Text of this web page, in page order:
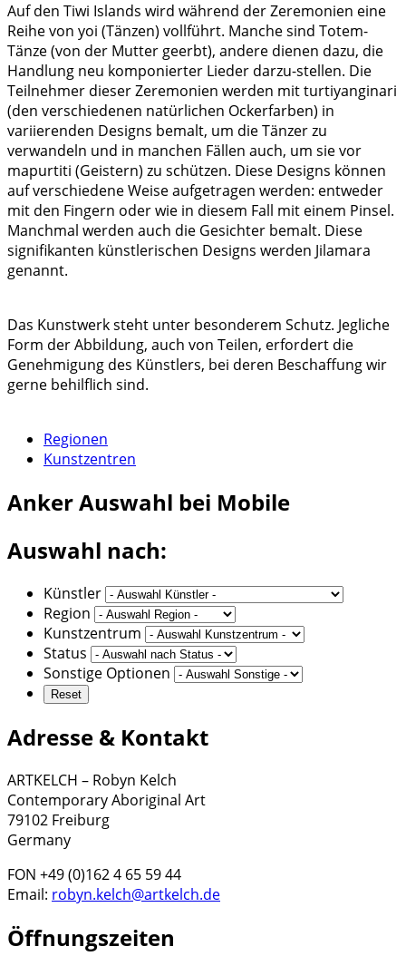
Auf den Tiwi Islands wird während der Zeremonien eine
Reihe von yoi (Tänzen) vollführt. Manche sind Totem-
Tänze (von der Mutter geerbt), andere dienen dazu, die
Handlung neu komponierter Lieder darzu-stellen. Die
Teilnehmer dieser Zeremonien werden mit turtiyanginari
(den verschiedenen natürlichen Ockerfarben) in
variierenden Designs bemalt, um die Tänzer zu
verwandeln und in manchen Fällen auch, um sie vor
mapurtiti (Geistern) zu schützen. Diese Designs können
auf verschiedene Weise aufgetragen werden: entweder
mit den Fingern oder wie in diesem Fall mit einem Pinsel.
Manchmal werden auch die Gesichter bemalt. Diese
signifikanten künstlerischen Designs werden Jilamara
genannt.
Das Kunstwerk steht unter besonderem Schutz. Jegliche
Form der Abbildung, auch von Teilen, erfordert die
Genehmigung des Künstlers, bei deren Beschaffung wir
gerne behilflich sind.
Regionen
Kunstzentren
AnkerAuswahl bei Mobile
Auswahl nach:
Künstler
Region
Kunstzentrum
Status
Sonstige Optionen
Adresse & Kontakt
ARTKELCH – Robyn Kelch
Contemporary Aboriginal Art
79102 Freiburg
Germany
FON +49 (0)162 4 65 59 44
Email: robyn.kelch@artkelch.de
Öffnungszeiten